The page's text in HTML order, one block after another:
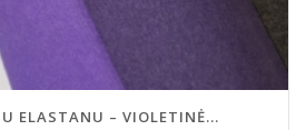
ELASTANU – VIOLETINĖ...